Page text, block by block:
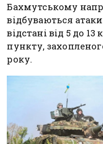
Бахмутському
відбуваються
відстані від 5 до
пункту,
року.